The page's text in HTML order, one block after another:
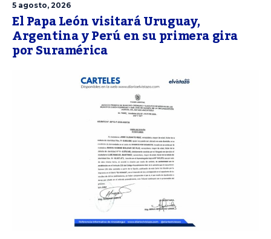
5 agosto, 2026
El Papa León visitará Uruguay,
Argentina y Perú en su primera gira
por Suramérica